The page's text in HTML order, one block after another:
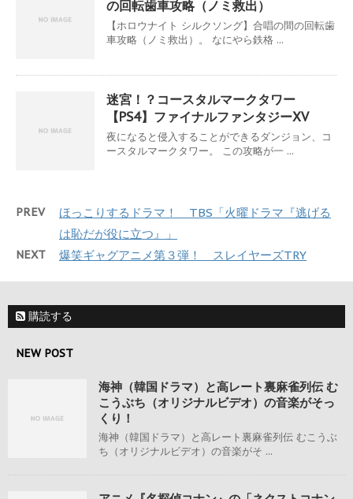
の回転歯車攻略（ノミ救出）
【ホロウナイト シルクソング】合唱の間の回転歯
車攻略（ノミ救出）。 なにやら鉄格 ...
迷宮！？コースタルマークタワー
【PS4】ファイナルファンタジーXV
夜になると侵入することができるダンジョン、コ
ースタルマークタワー。 この攻略が一 ...
PREV
ほっこりするドラマ！ TBS「火曜ドラマ『逃げる
は恥だが役に立つ』」
NEXT 爆笑ギャグアニメ第３弾！ スレイヤーズTRY
購読する
NEW POST
海神（韓国ドラマ）と高レート裏麻雀列伝 む
こうぶち（オリジナルビデオ）の音楽がそっ
くり！
海神（韓国ドラマ）と高レート裏麻雀列伝 むこうぶ
ち（オリジナルビデオ）の音楽がそ ...